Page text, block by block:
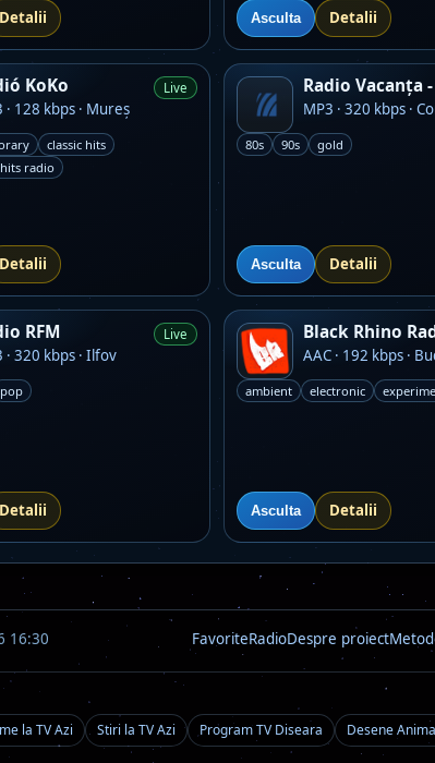
Detalii Asculta Detalii
KoKo
· 128 kbps · Mureș
Live
classic hits
radio
Detalii
Radio Vacanța
MP3 · 320 kbps ·
80s 90s gold
Asculta Detalii
RFM
· 320 kbps · Ilfov
Live
pop
Detalii
Black Rhino
AAC · 192 kbps ·
ambient electronic
Asculta Detalii
16:30 FavoriteRadioDespre proiect
la TV Azi Stiri la TV Azi Program TV Diseara Desene